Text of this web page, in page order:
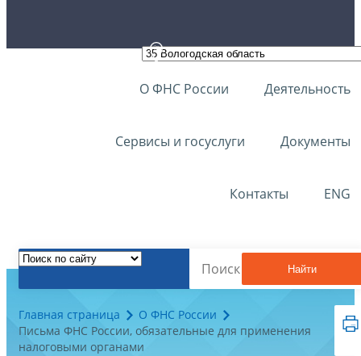
О ФНС России Деятельность
Сервисы и госуслуги Документы
Контакты ENG
Найти
Главная страница
О ФНС России
Письма ФНС России, обязательные для применения
налоговыми органами